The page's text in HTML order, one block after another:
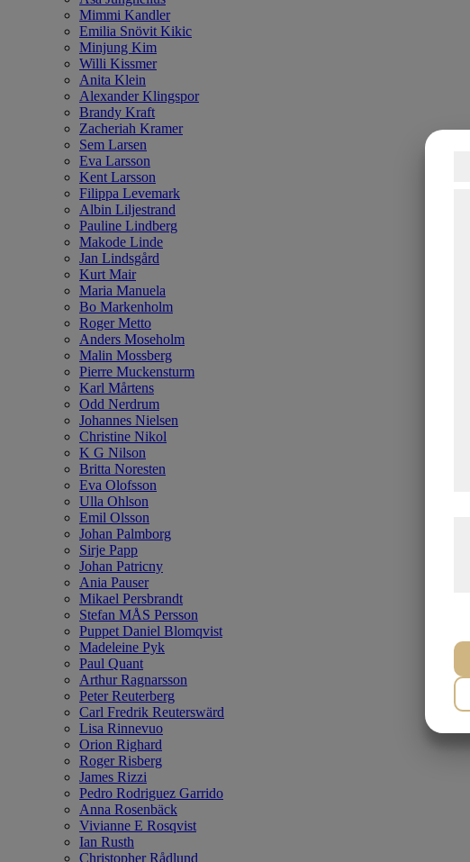
Mimmi Kandler
Emilia Snövit Kikic
Minjung Kim
Willi Kissmer
Anita Klein
Alexander Klingspor
Brandy Kraft
Zacheriah Kramer
Sem Larsen
Eva Larsson
Kent Larsson
Filippa Levemark
Albin Liljestrand
Pauline Lindberg
Makode Linde
Jan Lindsgård
Kurt Mair
Maria Manuela
Bo Markenholm
Roger Metto
Anders Moseholm
Malin Mossberg
Pierre Muckensturm
Karl Mårtens
Odd Nerdrum
Johannes Nielsen
Christine Nikol
K G Nilson
Britta Noresten
Eva Olofsson
Ulla Ohlson
Emil Olsson
Johan Palmborg
Sirje Papp
Johan Patricny
Ania Pauser
Mikael Persbrandt
Stefan MÅS Persson
Puppet Daniel Blomqvist
Madeleine Pyk
Paul Quant
Arthur Ragnarsson
Peter Reuterberg
Carl Fredrik Reuterswärd
Lisa Rinnevuo
Orion Righard
Roger Risberg
James Rizzi
Pedro Rodriguez Garrido
Anna Rosenbäck
Vivianne E Rosqvist
Ian Rusth
Christopher Rådlund